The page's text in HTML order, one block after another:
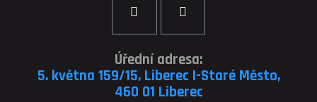
Úřední adresa:
5. května 159/15, Liberec I-Staré Město,
460 01 Liberec